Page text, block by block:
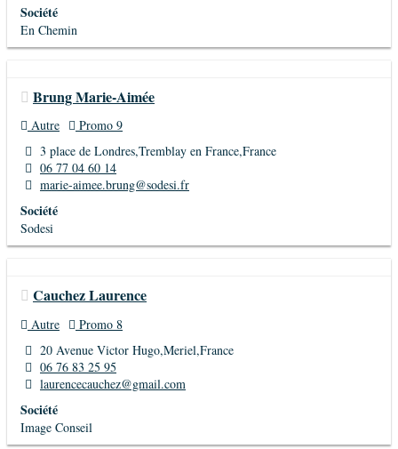
Société
En Chemin
Brung Marie-Aimée
Autre
Promo 9
3 place de Londres,Tremblay en France,France
06 77 04 60 14
marie-aimee.brung@sodesi.fr
Société
Sodesi
Cauchez Laurence
Autre
Promo 8
20 Avenue Victor Hugo,Meriel,France
06 76 83 25 95
laurencecauchez@gmail.com
Société
Image Conseil